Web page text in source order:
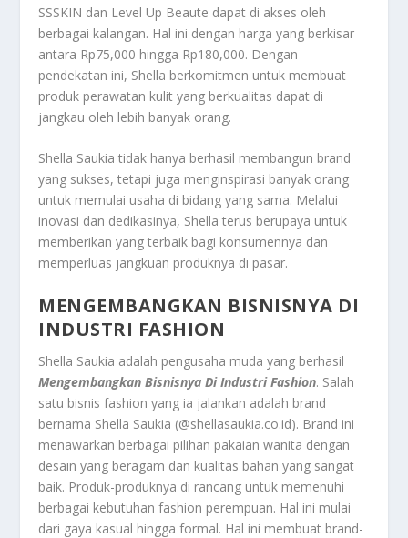
SSSKIN dan Level Up Beaute dapat di akses oleh
berbagai kalangan. Hal ini dengan harga yang berkisar
antara Rp75,000 hingga Rp180,000. Dengan
pendekatan ini, Shella berkomitmen untuk membuat
produk perawatan kulit yang berkualitas dapat di
jangkau oleh lebih banyak orang.
Shella Saukia tidak hanya berhasil membangun brand
yang sukses, tetapi juga menginspirasi banyak orang
untuk memulai usaha di bidang yang sama. Melalui
inovasi dan dedikasinya, Shella terus berupaya untuk
memberikan yang terbaik bagi konsumennya dan
memperluas jangkuan produknya di pasar.
MENGEMBANGKAN BISNISNYA DI
INDUSTRI FASHION
Shella Saukia adalah pengusaha muda yang berhasil
Mengembangkan Bisnisnya Di Industri Fashion. Salah
satu bisnis fashion yang ia jalankan adalah brand
bernama Shella Saukia (@shellasaukia.co.id). Brand ini
menawarkan berbagai pilihan pakaian wanita dengan
desain yang beragam dan kualitas bahan yang sangat
baik. Produk-produknya di rancang untuk memenuhi
berbagai kebutuhan fashion perempuan. Hal ini mulai
dari gaya kasual hingga formal. Hal ini membuat brand-